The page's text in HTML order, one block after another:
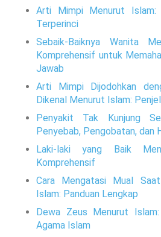
Arti Mimpi Menurut Islam:
Terperinci
Sebaik-Baiknya Wanita
Komprehensif untuk
Jawab
Arti Mimpi Dijodohkan
Dikenal Menurut Islam:
Penyakit Tak Kunjung
Penyebab, Pengobatan, dan
Laki-laki yang Baik
Komprehensif
Cara Mengatasi Mual
Islam: Panduan Lengkap
Dewa Zeus Menurut
Agama Islam